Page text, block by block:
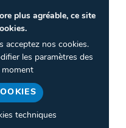
plus agréable, ce site
acceptez nos cookies.
les paramètres des
moment
techniques